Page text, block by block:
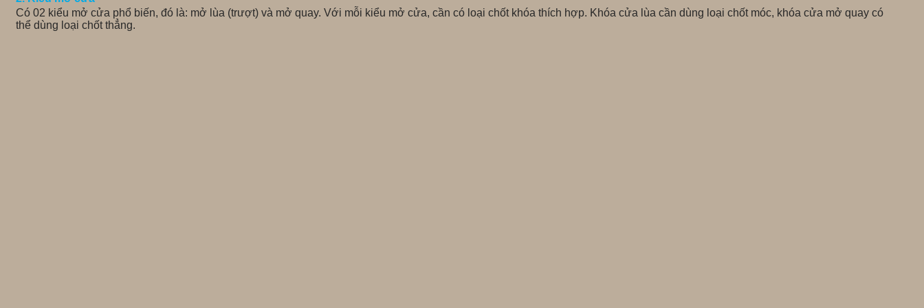
Có 02 kiểu mở cửa phổ biến, đó là: mở lùa (trượt) và mở quay. Với mỗi kiểu mở cửa, cần có loại chốt khóa thích hợp. Khóa cửa lùa cần dùng loại chốt móc, khóa cửa mở quay có
thể dùng loại chốt thẳng.